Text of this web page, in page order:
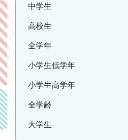
中学生
高校生
全学年
小学生低学年
小学生高学年
全学齢
大学生